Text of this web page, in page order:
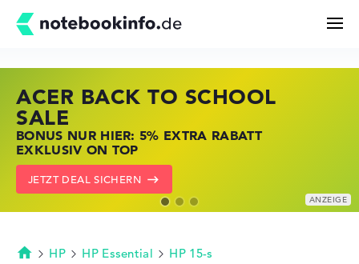
Kaufberatung
Technik & Wissen
ACER BACK TO SCHOOL
SALE
BONUS NUR HIER: 5% EXTRA RABATT
EXKLUSIV ON TOP
JETZT DEAL SICHERN
HP STORE SSV DEALS
JETZT ZUGREIFEN: NOTEBOOKS BEI HP
KRÄFTIG REDUZIERT
ZU DEN HP ANGEBOTEN
LENOVO LAPTOP DEALS
NOTEBOOKS BEI LENOVO JETZT
KRÄFTIG REDUZIERT
LENOVO DEALS ZEIGEN
Startseite
HP HP Essential HP 15-s